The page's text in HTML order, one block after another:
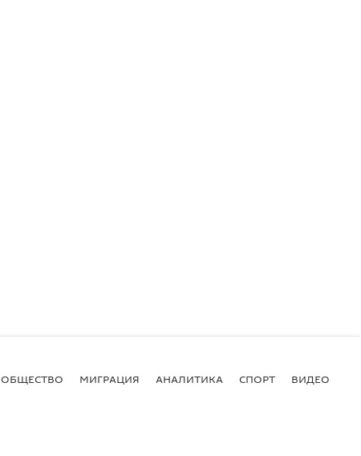
ОБЩЕСТВО МИГРАЦИЯ АНАЛИТИКА СПОРТ ВИДЕО